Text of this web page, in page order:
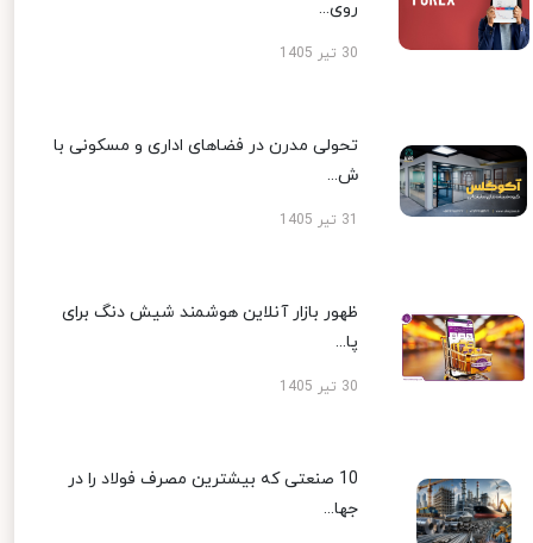
روی...
30 تیر 1405
تحولی مدرن در فضاهای اداری و مسکونی با
ش...
ظهور بازار آنلاین هوشمند شیش دنگ برای
پا...
30 تیر 1405
10 صنعتی که بیشترین مصرف فولاد را در
جها...